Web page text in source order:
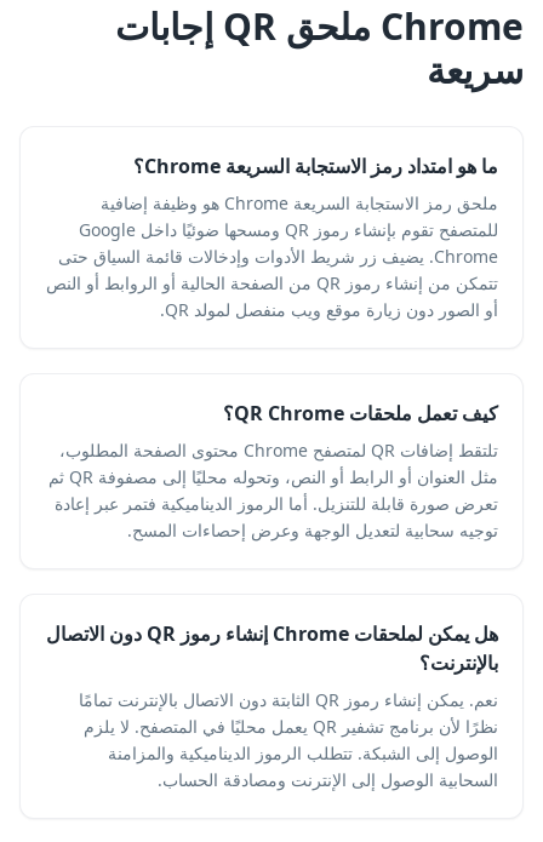
Chrome ملحق QR إجابات
سريعة
ما هو امتداد رمز الاستجابة السريعة Chrome؟
ملحق رمز الاستجابة السريعة Chrome هو وظيفة إضافية
للمتصفح تقوم بإنشاء رموز QR ومسحها ضوئيًا داخل Google
Chrome. يضيف زر شريط الأدوات وإدخالات قائمة السياق حتى
تتمكن من إنشاء رموز QR من الصفحة الحالية أو الروابط أو النص
أو الصور دون زيارة موقع ويب منفصل لمولد QR.
كيف تعمل ملحقات QR Chrome؟
تلتقط إضافات QR لمتصفح Chrome محتوى الصفحة المطلوب،
مثل العنوان أو الرابط أو النص، وتحوله محليًا إلى مصفوفة QR ثم
تعرض صورة قابلة للتنزيل. أما الرموز الديناميكية فتمر عبر إعادة
توجيه سحابية لتعديل الوجهة وعرض إحصاءات المسح.
هل يمكن لملحقات Chrome إنشاء رموز QR دون الاتصال
بالإنترنت؟
نعم. يمكن إنشاء رموز QR الثابتة دون الاتصال بالإنترنت تمامًا
نظرًا لأن برنامج تشفير QR يعمل محليًا في المتصفح. لا يلزم
الوصول إلى الشبكة. تتطلب الرموز الديناميكية والمزامنة
السحابية الوصول إلى الإنترنت ومصادقة الحساب.